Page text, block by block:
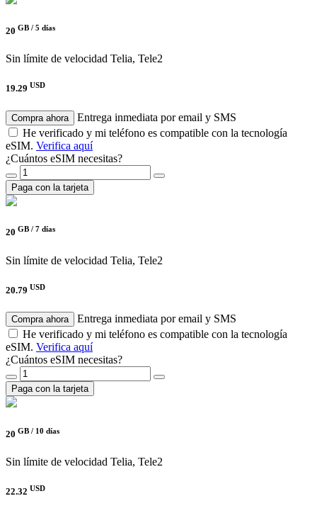
20 GB / 5 días
Sin límite de velocidad Telia, Tele2
19.29 USD
Compra ahora
Entrega inmediata por email y SMS
He verificado y mi teléfono es compatible con la tecnología
eSIM. Verifica aquí
¿Cuántos eSIM necesitas?
Paga con la tarjeta
20 GB / 7 días
Sin límite de velocidad Telia, Tele2
20.79 USD
Compra ahora
Entrega inmediata por email y SMS
He verificado y mi teléfono es compatible con la tecnología
eSIM. Verifica aquí
¿Cuántos eSIM necesitas?
Paga con la tarjeta
20 GB / 10 días
Sin límite de velocidad Telia, Tele2
22.32 USD